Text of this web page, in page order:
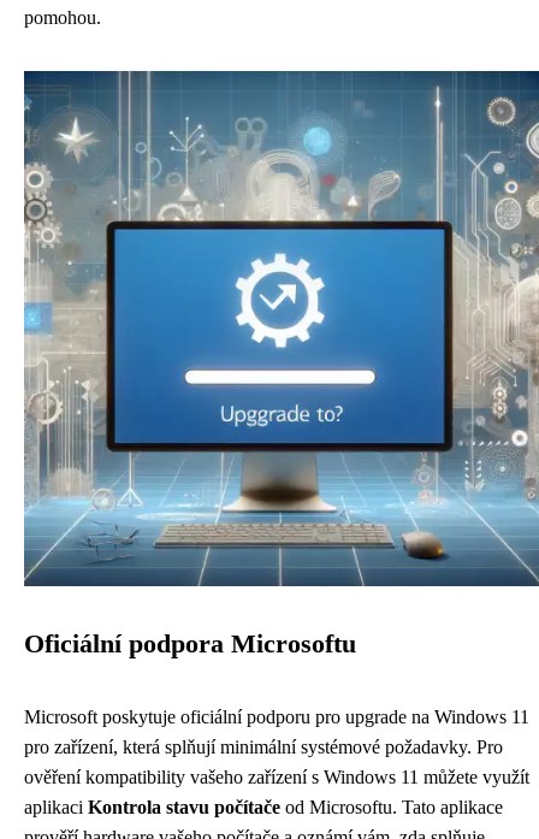
pomohou.
Oficiální podpora Microsoftu
Microsoft poskytuje oficiální podporu pro upgrade na Windows 11
pro zařízení, která splňují minimální systémové požadavky. Pro
ověření kompatibility vašeho zařízení s Windows 11 můžete využít
aplikaci Kontrola stavu počítače od Microsoftu. Tato aplikace